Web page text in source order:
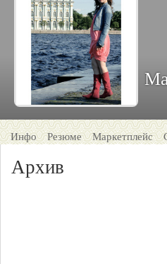
Инфо Резюме Маркетплейс
Архив